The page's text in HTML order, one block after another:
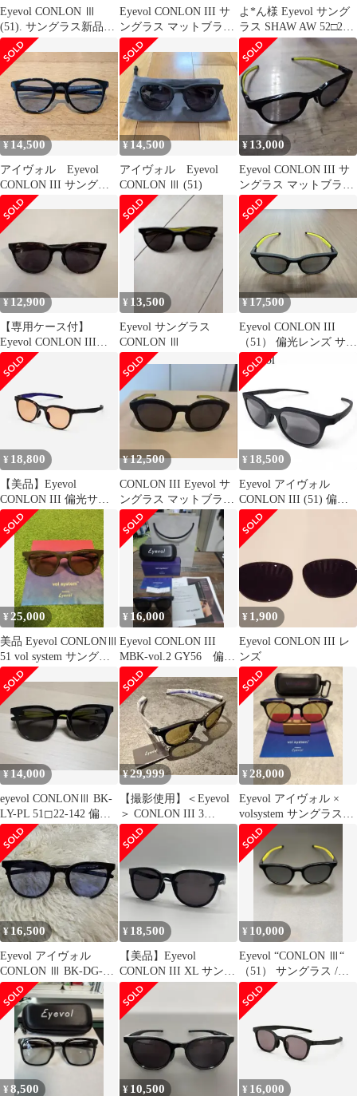
Eyevol CONLON Ⅲ
(51). サングラス新品
（試着のみ）
Eyevol CONLON III サ
ングラス マットブラッ
ク
よ*ん様 Eyevol サング
ラス SHAW AW 52□21-
142
¥14,500
アイヴォル Eyevol
CONLON III サングラ
ス ブルー 大きめ
¥14,500
アイヴォル Eyevol
CONLON Ⅲ (51)
¥ 13,000
Eyevol CONLON III サ
ングラス マットブラッ
ク
¥12,900
【専用ケース付】
Eyevol CONLON III
DM-DG-DK.GRY
¥ 13,500
Eyevol サングラス
CONLON Ⅲ
¥17,500
Eyevol CONLON III
（51） 偏光レンズ サン
グラス
¥ 18,800
【美品】Eyevol
CONLON III 偏光サン
グラス ケース付
¥12,500
CONLON III Eyevol サ
ングラス マットブラッ
ク イエロー
¥ 18,500
Eyevol アイヴォル
CONLON III (51) 偏
光 サングラス
¥ 25,000
美品 Eyevol CONLONⅢ
51 vol system サングラ
ス
¥ 16,000
Eyevol CONLON III
MBK-vol.2 GY56 偏光
サングラス
¥ 1,900
Eyevol CONLON III レ
ンズ
¥14,000
eyevol CONLONⅢ BK-
LY-PL 51◻︎22-142 偏光
レンズ
¥29,999
【撮影使用】＜Eyevol
＞ CONLON III 3
Volststem
¥28,000
Eyevol アイヴォル ×
volsystem サングラス
CONLON Ⅲ
¥16,500
Eyevol アイヴォル
CONLON Ⅲ BK-DG-
MBL 51サイズ
¥ 18,500
【美品】Eyevol
CONLON III XL サング
ラス
¥ 10,000
Eyevol “CONLON Ⅲ“
（51） サングラス /
<No.2768>
¥8,500 ¥ 10,500 ¥ 16,000